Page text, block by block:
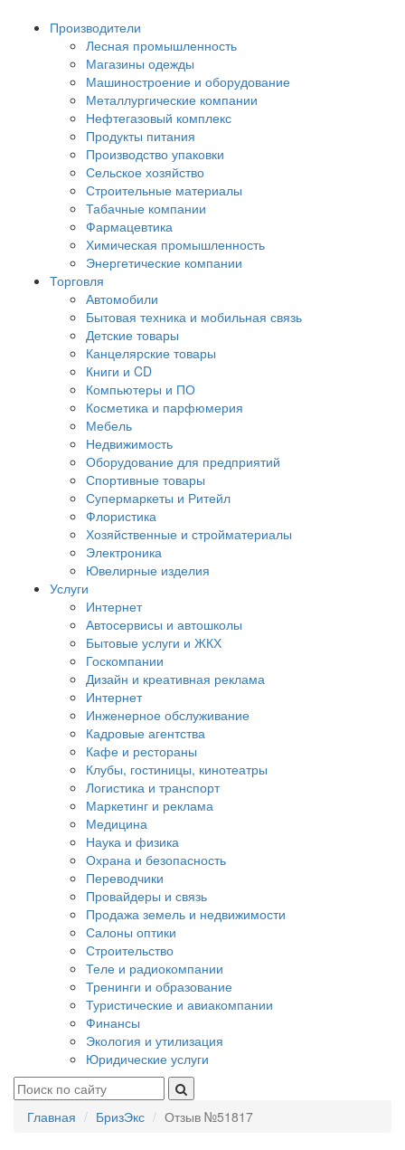
Производители
Лесная промышленность
Магазины одежды
Машиностроение и оборудование
Металлургические компании
Нефтегазовый комплекс
Продукты питания
Производство упаковки
Сельское хозяйство
Строительные материалы
Табачные компании
Фармацевтика
Химическая промышленность
Энергетические компании
Торговля
Автомобили
Бытовая техника и мобильная связь
Детские товары
Канцелярские товары
Книги и CD
Компьютеры и ПО
Косметика и парфюмерия
Мебель
Недвижимость
Оборудование для предприятий
Спортивные товары
Супермаркеты и Ритейл
Флористика
Хозяйственные и стройматериалы
Электроника
Ювелирные изделия
Услуги
Интернет
Автосервисы и автошколы
Бытовые услуги и ЖКХ
Госкомпании
Дизайн и креативная реклама
Интернет
Инженерное обслуживание
Кадровые агентства
Кафе и рестораны
Клубы, гостиницы, кинотеатры
Логистика и транспорт
Маркетинг и реклама
Медицина
Наука и физика
Охрана и безопасность
Переводчики
Провайдеры и связь
Продажа земель и недвижимости
Салоны оптики
Строительство
Теле и радиокомпании
Тренинги и образование
Туристические и авиакомпании
Финансы
Экология и утилизация
Юридические услуги
Главная БризЭкс Отзыв №51817